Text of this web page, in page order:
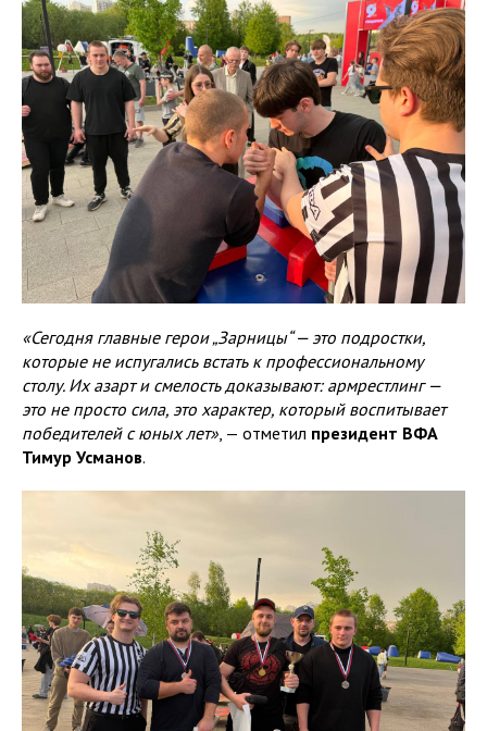
«Сегодня главные герои „Зарницы“ — это подростки,
которые не испугались встать к профессиональному
столу. Их азарт и смелость доказывают: армрестлинг —
это не просто сила, это характер, который воспитывает
победителей с юных лет», — отметил президент ВФА
Тимур Усманов.